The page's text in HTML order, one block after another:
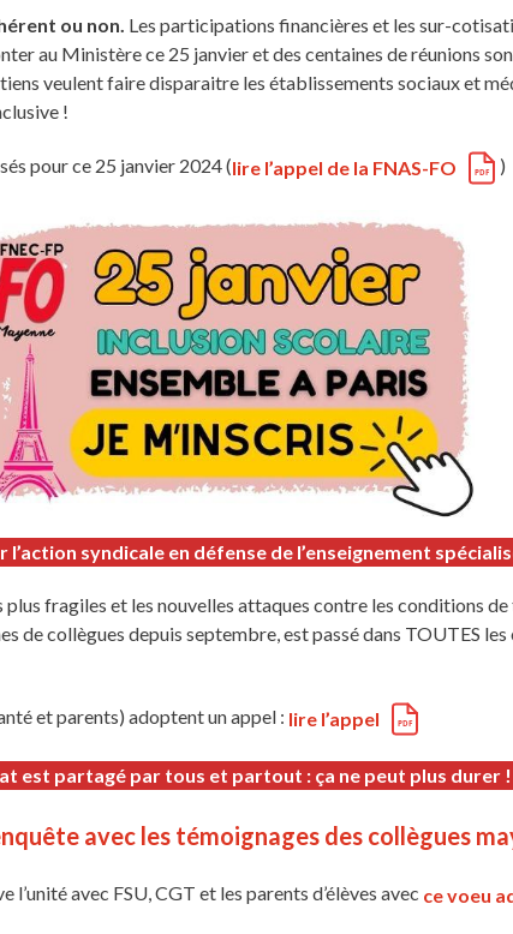
ou non. Les participations financières et les sur-
au Ministère ce 25 janvier et des centaines de réunions
veulent faire disparaitre les établissements sociaux et
!
pour ce 25 janvier 2024 (lire l’appel de la FNAS-FO )
l’action syndicale en défense de l’enseignement
fragiles et les nouvelles attaques contre les conditions
de collègues depuis septembre, est passé dans TOUTES
et parents) adoptent un appel : lire l’appel
est partagé par tous et partout : ça ne peut plus durer !
avec les témoignages des collègues
avec FSU, CGT et les parents d’élèves avec ce voeu